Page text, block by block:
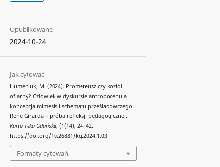
Opublikowane
2024-10-24
Jak cytować
Humeniuk, M. (2024). Prometeusz czy kozioł
ofiarny? Człowiek w dyskursie antropocenu a
koncepcja mimesis i schematu prześladowczego
Rene Girarda – próba refleksji pedagogicznej.
Karto-Teka Gdańska, (1(14), 24–42.
https://doi.org/10.26881/kg.2024.1.03
Formaty cytowań